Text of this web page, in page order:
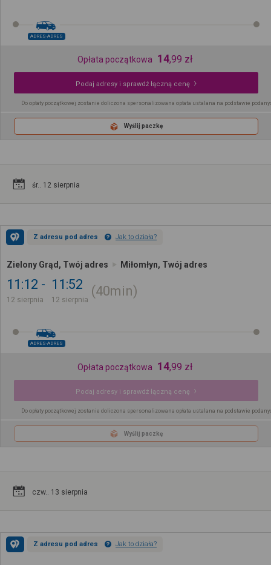
ADRES-ADRES
Opłata początkowa 14,99 zł
Podaj adresy i sprawdź łączną cenę
Do opłaty początkowej zostanie doliczona spersonalizowana opłata ustalana na podstawie
Wyślij paczkę
śr.. 12 sierpnia
Z adresu pod adres Jak to działa?
Zielony Grąd, Twój adres Miłomłyn, Twój adres
11:12
12 sierpnia
11:52
12 sierpnia
40min
ADRES-ADRES
Opłata początkowa 14,99 zł
Podaj adresy i sprawdź łączną cenę
Do opłaty początkowej zostanie doliczona spersonalizowana opłata ustalana na podstawie
Wyślij paczkę
czw.. 13 sierpnia
Z adresu pod adres Jak to działa?